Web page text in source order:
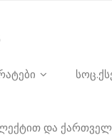
და